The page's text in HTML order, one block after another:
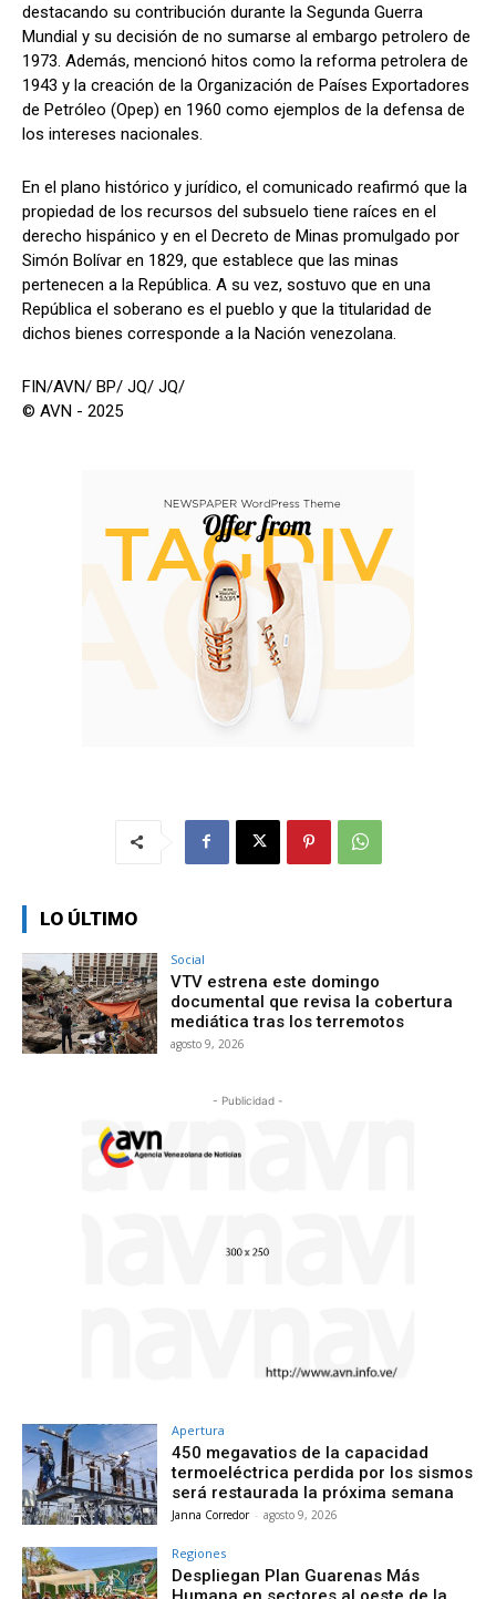
destacando su contribución durante la Segunda Guerra
Mundial y su decisión de no sumarse al embargo petrolero de
1973. Además, mencionó hitos como la reforma petrolera de
1943 y la creación de la Organización de Países Exportadores
de Petróleo (Opep) en 1960 como ejemplos de la defensa de
los intereses nacionales.
En el plano histórico y jurídico, el comunicado reafirmó que la
propiedad de los recursos del subsuelo tiene raíces en el
derecho hispánico y en el Decreto de Minas promulgado por
Simón Bolívar en 1829, que establece que las minas
pertenecen a la República. A su vez, sostuvo que en una
República el soberano es el pueblo y que la titularidad de
dichos bienes corresponde a la Nación venezolana.
FIN/AVN/ BP/ JQ/ JQ/
© AVN - 2025
LO ÚLTIMO
Social
VTV estrena este domingo
documental que revisa la cobertura
mediática tras los terremotos
agosto 9, 2026
- Publicidad -
Apertura
450 megavatios de la capacidad
termoeléctrica perdida por los sismos
será restaurada la próxima semana
Janna Corredor - agosto 9, 2026
Regiones
Despliegan Plan Guarenas Más